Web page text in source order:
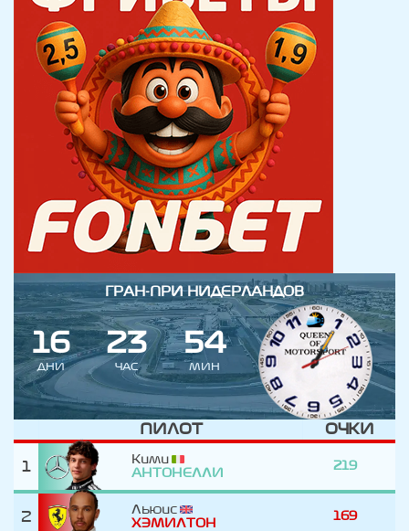
ГРАН-ПРИ НИДЕРЛАНДОВ
16
ДНИ
23
ЧАС
54
МИН
ПИЛОТ ОЧКИ
1
Кими
АНТОНЕЛЛИ
219
2
Льюис
ХЭМИЛТОН
169